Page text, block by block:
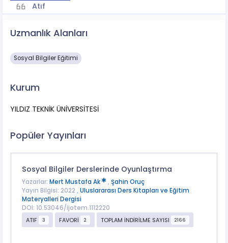
Atıf
Uzmanlık Alanları
Sosyal Bilgiler Eğitimi
Kurum
YILDIZ TEKNİK ÜNİVERSİTESİ
Popüler Yayınları
Sosyal Bilgiler Derslerinde Oyunlaştırma
Yazarlar: Mert Mustafa Ak , Şahin Oruç
Yayın Bilgisi: 2022 , Uluslararası Ders Kitapları ve Eğitim
Materyalleri Dergisi
DOI: 10.53046/ijotem.1112220
ATIF
3 FAVORİ 2 TOPLAM İNDİRİLME SAYISI 2166